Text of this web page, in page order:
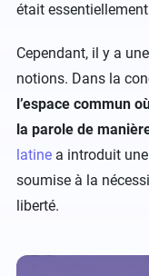
était
Cependant, il y a
notions. Dans la
l’espace commun
la parole de
latine a introduit
soumise à la
liberté.